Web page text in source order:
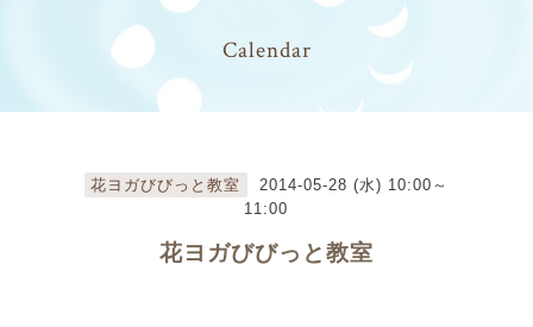
Calendar
花ヨガびびっと教室
2014-05-28 (水) 10:00～
11:00
花ヨガびびっと教室